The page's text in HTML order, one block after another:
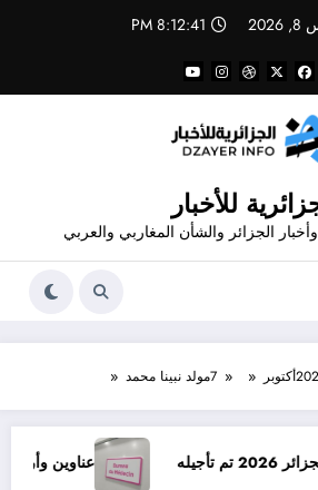
8:12:41 PM
للأخبار
الجزائر والشأن المغاربي والعربي
أكتوبر 7مولد نبينا محمد
عناوين وأرقام هاتف أطباء